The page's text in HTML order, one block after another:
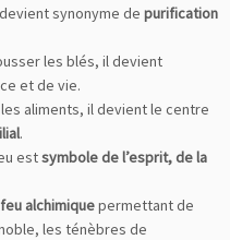
synonyme de purification
les blés, il devient
et de vie.
aliments, il devient le centre
.
estsymbole de l’esprit, de la
feu alchimiquepermettant de
les ténèbres de